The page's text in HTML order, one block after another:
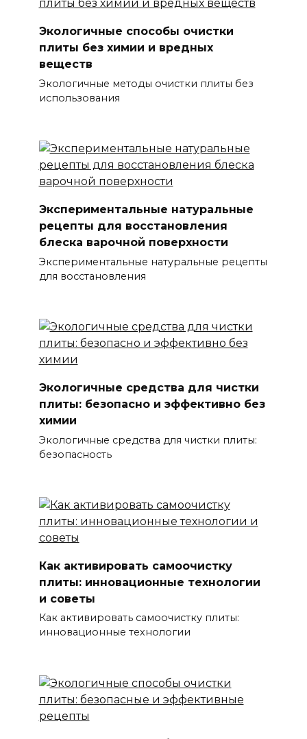
Экологичные способы очистки
плиты без химии и вредных
веществ
Экологичные методы очистки плиты без
использования
Экспериментальные натуральные
рецепты для восстановления
блеска варочной поверхности
Экспериментальные натуральные рецепты
для восстановления
Экологичные средства для чистки
плиты: безопасно и эффективно без
химии
Экологичные средства для чистки плиты:
безопасность
Как активировать самоочистку
плиты: инновационные технологии
и советы
Как активировать самоочистку плиты:
инновационные технологии